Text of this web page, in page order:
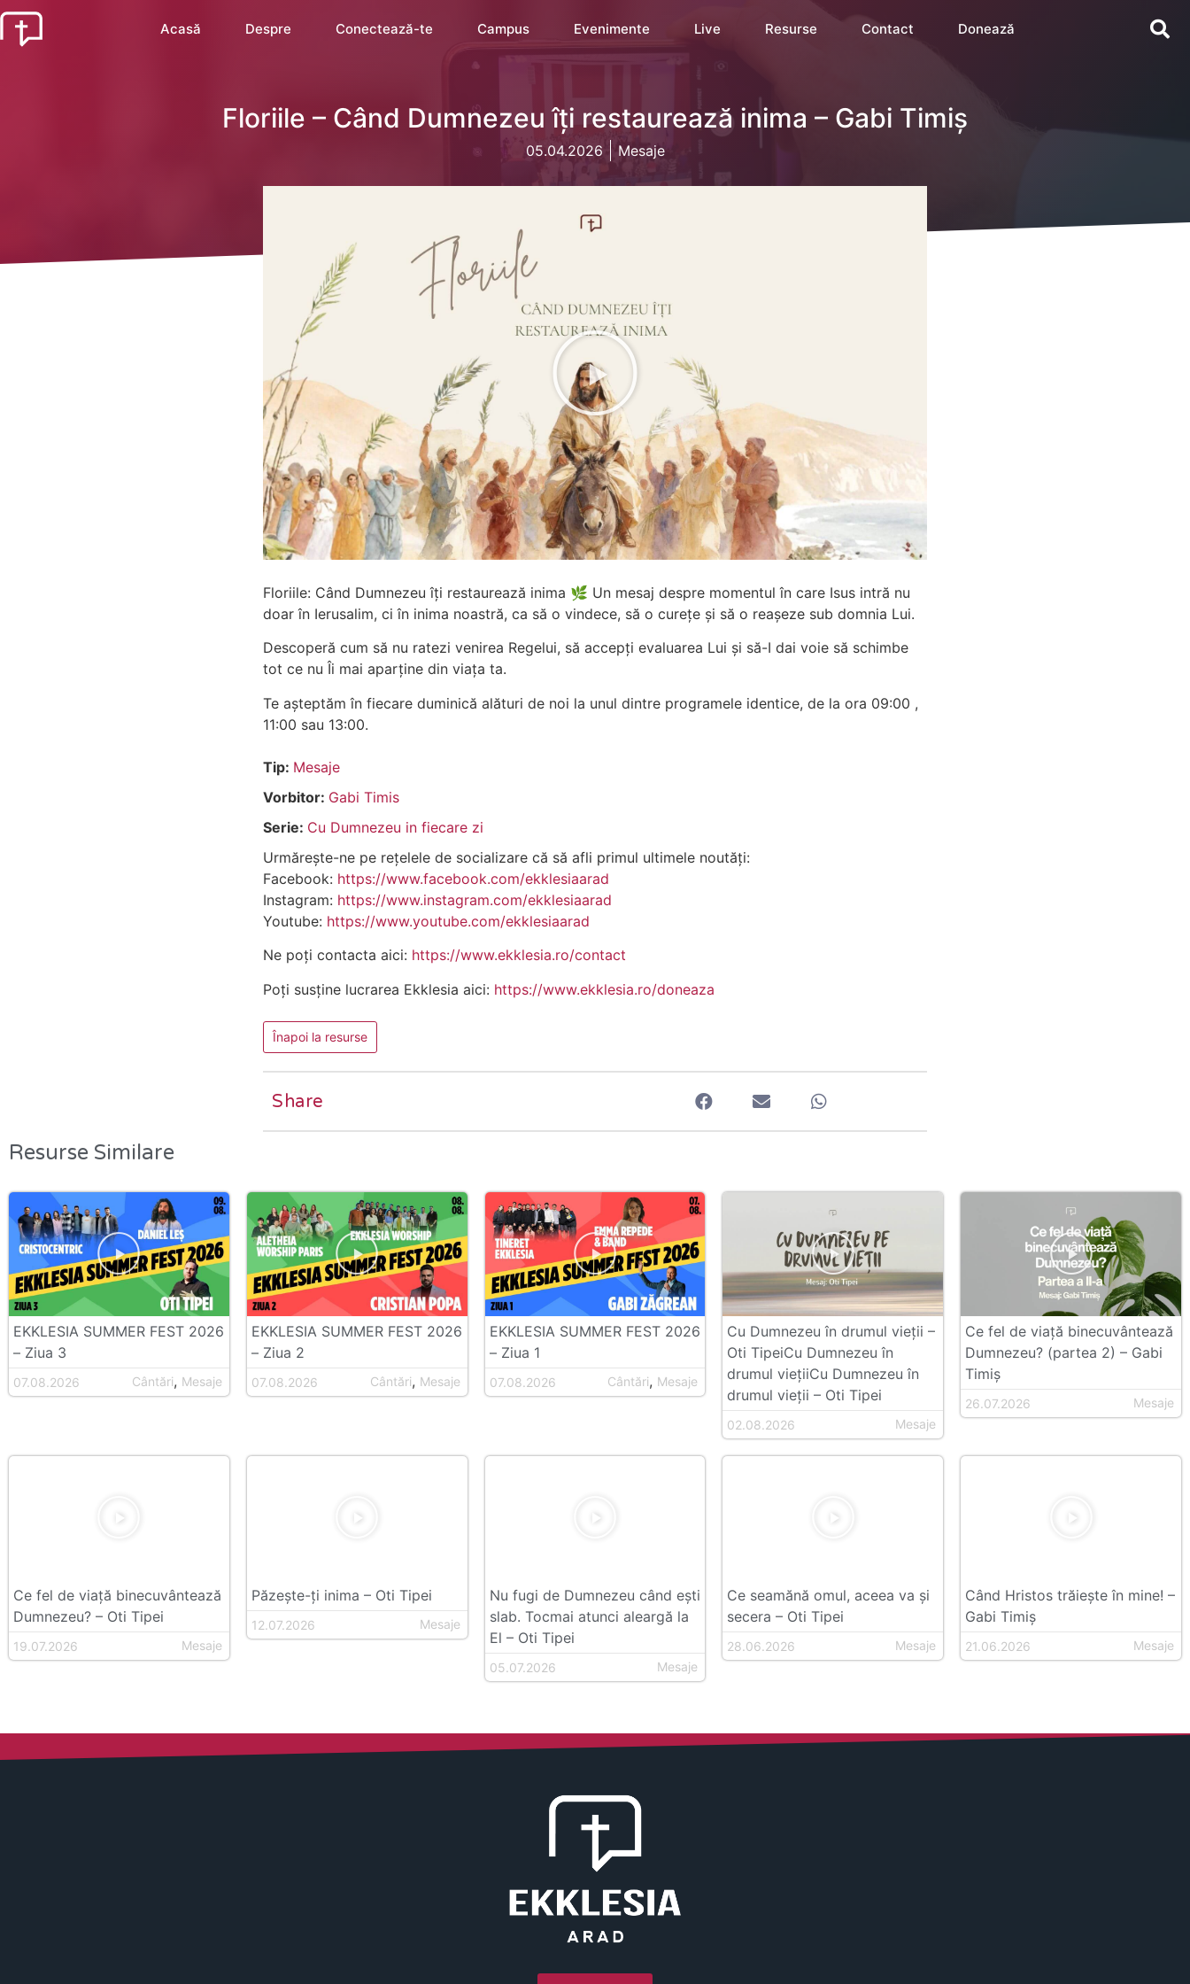
Acasă Despre Conectează-te Campus Evenimente Live Resurse Contact Donează
Floriile – Când Dumnezeu îți restaurează inima – Gabi Timiș
05.04.2026 Mesaje
Floriile: Când Dumnezeu îți restaurează inima 🌿 Un mesaj despre momentul în care Isus intră nu
doar în Ierusalim, ci în inima noastră, ca să o vindece, să o curețe și să o reașeze sub domnia Lui.
Descoperă cum să nu ratezi venirea Regelui, să accepți evaluarea Lui și să-I dai voie să schimbe
tot ce nu Îi mai aparține din viața ta.
Te așteptăm în fiecare duminică alături de noi la unul dintre programele identice, de la ora 09:00 ,
11:00 sau 13:00.
Tip: Mesaje
Vorbitor: Gabi Timis
Serie: Cu Dumnezeu in fiecare zi
Urmărește-ne pe rețelele de socializare că să afli primul ultimele noutăți:
Facebook: https://www.facebook.com/ekklesiaarad
Instagram: https://www.instagram.com/ekklesiaarad
Youtube: https://www.youtube.com/ekklesiaarad
Ne poți contacta aici: https://www.ekklesia.ro/contact
Poți susține lucrarea Ekklesia aici: https://www.ekklesia.ro/doneaza
Înapoi la resurse
Share
Resurse Similare
EKKLESIA SUMMER FEST 2026
– Ziua 3
07.08.2026 Cântări, Mesaje
EKKLESIA SUMMER FEST 2026
– Ziua 2
07.08.2026 Cântări, Mesaje
EKKLESIA SUMMER FEST 2026
– Ziua 1
07.08.2026 Cântări, Mesaje
Cu Dumnezeu în drumul vieții –
Oti TipeiCu Dumnezeu în
drumul viețiiCu Dumnezeu în
drumul vieții – Oti Tipei
02.08.2026 Mesaje
Ce fel de viață binecuvântează
Dumnezeu? (partea 2) – Gabi
Timiș
26.07.2026 Mesaje
Ce fel de viață binecuvântează
Dumnezeu? – Oti Tipei
19.07.2026 Mesaje
Păzește-ți inima – Oti Tipei
12.07.2026 Mesaje
Nu fugi de Dumnezeu când ești
slab. Tocmai atunci aleargă la
El – Oti Tipei
05.07.2026 Mesaje
Ce seamănă omul, aceea va și
secera – Oti Tipei
28.06.2026 Mesaje
Când Hristos trăiește în mine! –
Gabi Timiș
21.06.2026 Mesaje